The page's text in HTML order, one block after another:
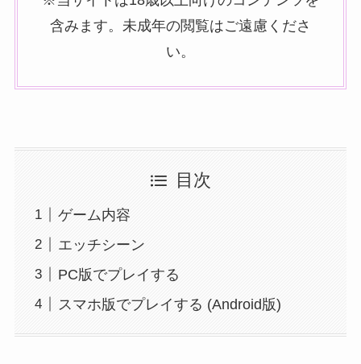
含みます。未成年の閲覧はご遠慮くださ
い。
目次
ゲーム内容
エッチシーン
PC版でプレイする
スマホ版でプレイする (Android版)